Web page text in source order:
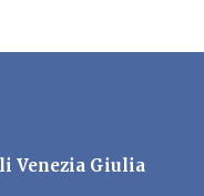
Venezia Giulia